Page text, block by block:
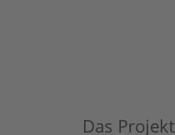
Das